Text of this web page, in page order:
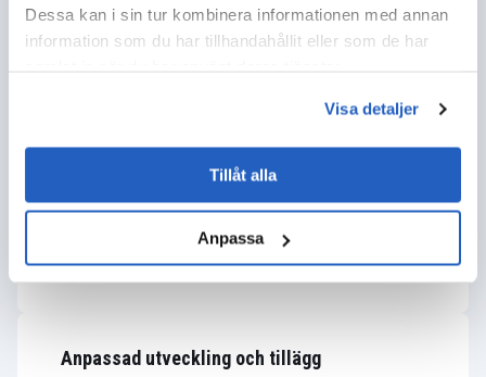
Dessa kan i sin tur kombinera informationen med annan
information som du har tillhandahållit eller som de har
Visa detaljer
Tillåt alla
Anpassa
Vi kopplar samman SAP ALM med MES-, SCADA-
och PLM-plattformar för att förenhetliga operativa
Cloud för KPI-baserade instrumentpaneler och
utrustar dina fälttekniker med SAP Asset Manager
för mobila operationer.
VISA MER
Anpassad utveckling och tillägg